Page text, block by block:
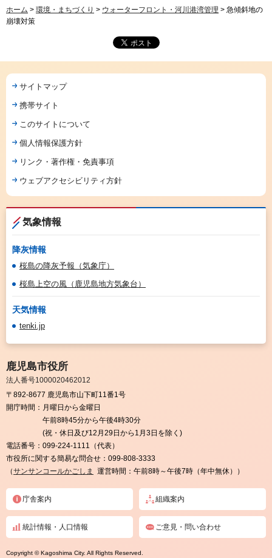
ホーム > 環境・まちづくり > ウォーターフロント・河川港湾管理 > 急傾斜地の
崩壊対策
サイトマップ
携帯サイト
このサイトについて
個人情報保護方針
リンク・著作権・免責事項
ウェブアクセシビリティ方針
気象情報
降灰情報
桜島の降灰予報（気象庁）
桜島上空の風（鹿児島地方気象台）
天気情報
tenki.jp
鹿児島市役所
法人番号1000020462012
〒892-8677 鹿児島市山下町11番1号
開庁時間： 月曜日から金曜日
午前8時45分から午後4時30分
(祝・休日及び12月29日から1月3日を除く)
電話番号： 099-224-1111（代表）
市役所に関する簡易な問合せ： 099-808-3333
（サンサンコールかごしま 運営時間：午前8時～午後7時（年中無休））
庁舎案内 組織案内
統計情報・人口情報 ご意見・問い合わせ
Copyright © Kagoshima City. All Rights Reserved.